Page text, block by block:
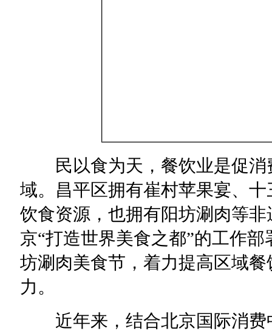
民以食为天，餐饮业是促消
域。昌平区拥有崔村苹果宴、
饮食资源，也拥有阳坊涮肉等
京“打造世界美食之都”的工作
坊涮肉美食节，着力提高区域
力。
近年来，结合北京国际消费